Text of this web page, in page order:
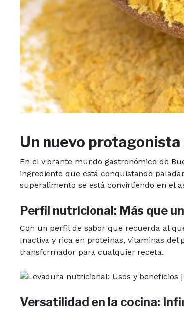
Un nuevo
En el vibrante mundo gastronómico de
ingrediente que está conquistando
superalimento se está convirtiendo en el
Perfil nutricional: Más que
Con un perfil de sabor que recuerda al
Inactiva y rica en proteínas, vitaminas del
transformador para cualquier receta.
Versatilidad en la cocina: